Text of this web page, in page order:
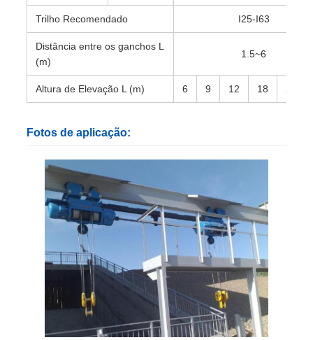
Trilho Recomendado I25-I63
Distância entre os ganchos L
(m)
1.5~6
Altura de Elevação L (m) 6 9 12 18
Fotos de aplicação: